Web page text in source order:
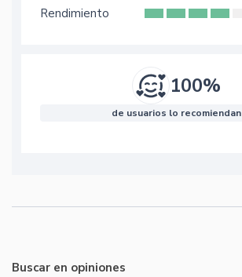
Rendimiento
100%
de usuarios lo recomiendan
Buscar en opiniones